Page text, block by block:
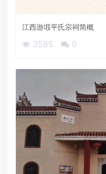
江西游塅平氏宗祠简概
3585 0